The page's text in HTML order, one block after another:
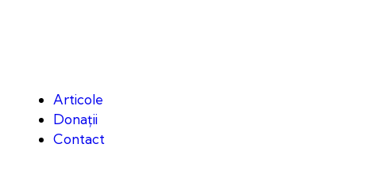
Articole
Donații
Contact